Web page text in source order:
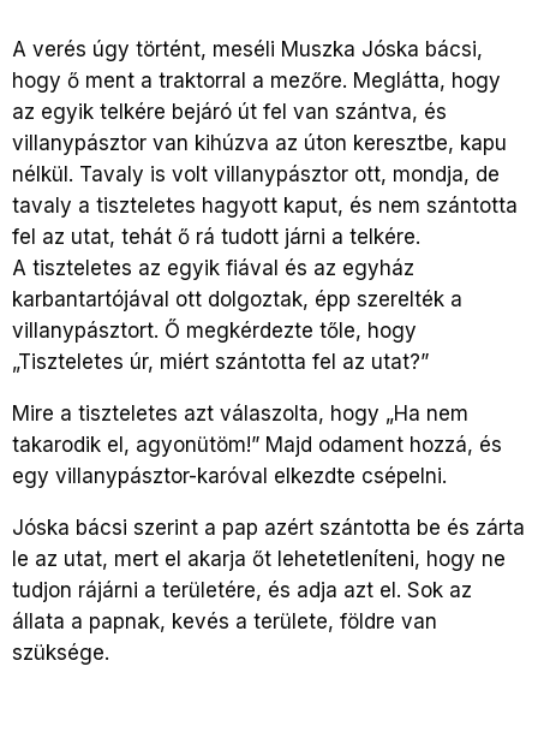
A verés úgy történt, meséli Muszka Jóska bácsi,
hogy ő ment a traktorral a mezőre. Meglátta, hogy
az egyik telkére bejáró út fel van szántva, és
villanypásztor van kihúzva az úton keresztbe, kapu
nélkül. Tavaly is volt villanypásztor ott, mondja, de
tavaly a tiszteletes hagyott kaput, és nem szántotta
fel az utat, tehát ő rá tudott járni a telkére.
A tiszteletes az egyik fiával és az egyház
karbantartójával ott dolgoztak, épp szerelték a
villanypásztort. Ő megkérdezte tőle, hogy
„Tiszteletes úr, miért szántotta fel az utat?”
Mire a tiszteletes azt válaszolta, hogy „Ha nem
takarodik el, agyonütöm!” Majd odament hozzá, és
egy villanypásztor-karóval elkezdte csépelni.
Jóska bácsi szerint a pap azért szántotta be és zárta
le az utat, mert el akarja őt lehetetleníteni, hogy ne
tudjon rájárni a területére, és adja azt el. Sok az
állata a papnak, kevés a területe, földre van
szüksége.